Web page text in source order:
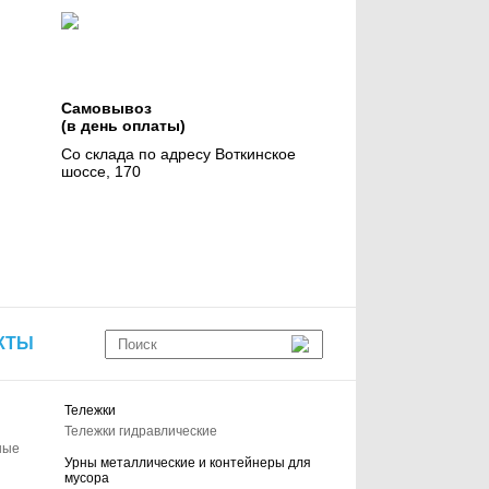
Самовывоз
(в день оплаты)
Со склада по адресу Воткинское
шоссе, 170
Тележки
Тележки гидравлические
Урны металлические и контейнеры для
мусора